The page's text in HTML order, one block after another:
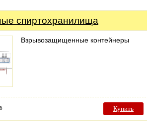
спиртохранилища
Взрывозащищенные контейнеры
Купить